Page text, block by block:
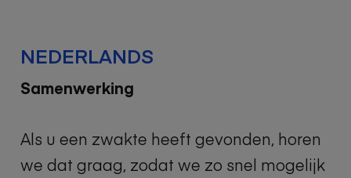
NEDERLANDS
Samenwerking
Als u een zwakte heeft gevonden, horen
we dat graag, zodat we zo snel mogelijk